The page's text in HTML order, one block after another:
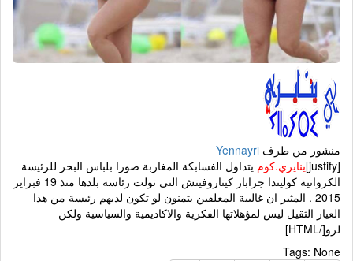
منشور من طرفYennayri
ينايري.كوميتداول الفسابكة المغاربة صورا بلباس البحر للرئيسة
الكرواتية كوليندا جرابار كيتاروفيتش التي تولت رئاسة بلدها منذ 19 فبراير
2015 . المثير ان غالبية المعلقين يتمنون لو تكون لديهم رئيسة من هذا
العيار الثقيل ليس لمؤهلاتها الفكرية والاكاديمية والسياسية ولكن
لرو[/HTML]
Tags:None